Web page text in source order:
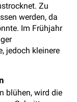
Zu
werden, da
Im Frühjahr
jedoch kleinere
blühen, wird die